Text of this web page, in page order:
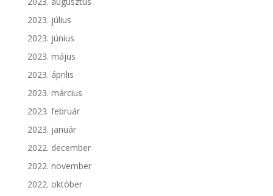
2023. július
2023. június
2023. május
2023. április
2023. március
2023. február
2023. január
2022. december
2022. november
2022. október